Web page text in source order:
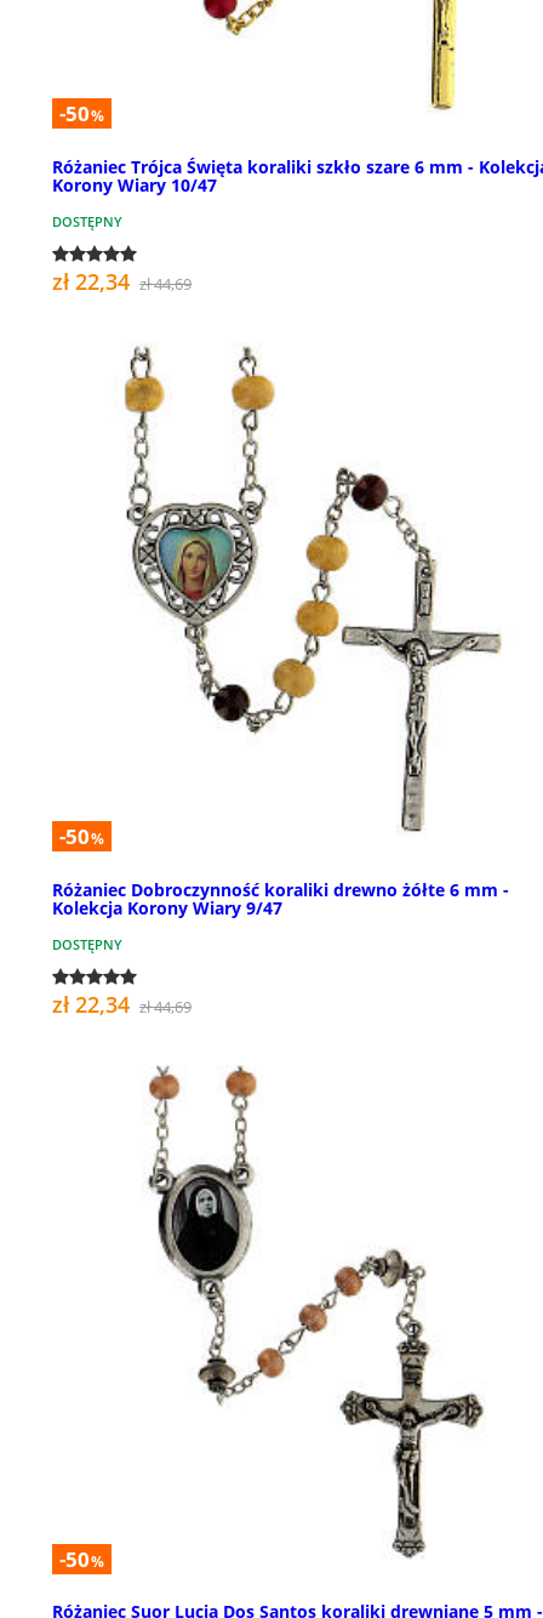
-50%
Różaniec Trójca Święta koraliki szkło szare 6 mm -
Korony Wiary 10/47
DOSTĘPNY
zł 22,34 zł 44,69
-50%
Różaniec Dobroczynność koraliki drewno żółte 6 mm -
Kolekcja Korony Wiary 9/47
DOSTĘPNY
zł 22,34 zł 44,69
-50%
Różaniec Suor Lucia Dos Santos koraliki drewniane 5 mm -